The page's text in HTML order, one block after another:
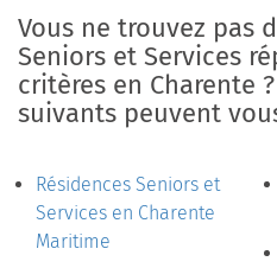
Vous ne trouvez pas
Seniors et Services
critères en Charente
suivants peuvent
Résidences Seniors et
Services en Charente
Maritime